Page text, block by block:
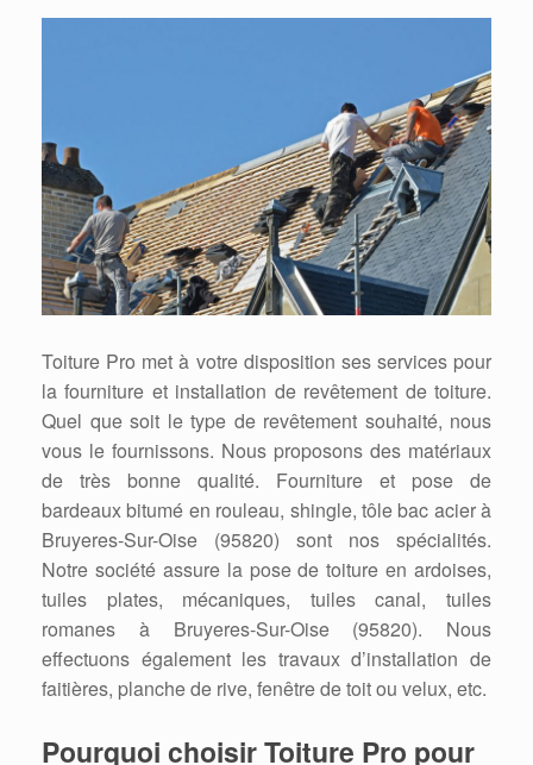
Toiture Pro met à votre disposition ses services pour
la fourniture et installation de revêtement de toiture.
Quel que soit le type de revêtement souhaité, nous
vous le fournissons. Nous proposons des matériaux
de très bonne qualité. Fourniture et pose de
bardeaux bitumé en rouleau, shingle, tôle bac acier à
Bruyeres-Sur-Oise (95820) sont nos spécialités.
Notre société assure la pose de toiture en ardoises,
tuiles plates, mécaniques, tuiles canal, tuiles
romanes à Bruyeres-Sur-Oise (95820). Nous
effectuons également les travaux d’installation de
faitières, planche de rive, fenêtre de toit ou velux, etc.
Pourquoi choisir Toiture Pro pour